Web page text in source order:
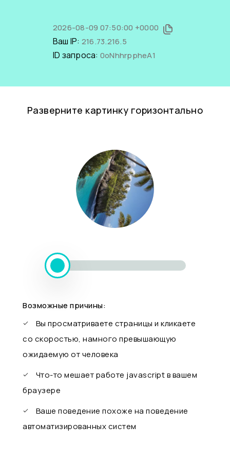
2026-08-09 07:50:00 +0000
Ваш IP: 216.73.216.5
ID запроса: 0oNhhrppheA1
Разверните картинку горизонтально
Возможные причины:
Вы просматриваете страницы и кликаете
со скоростью, намного превышающую
ожидаемую от человека
Что-то мешает работе javascript в вашем
браузере
Ваше поведение похоже на поведение
автоматизированных систем